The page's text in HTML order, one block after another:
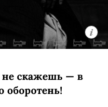
не скажешь — в
оборотень!